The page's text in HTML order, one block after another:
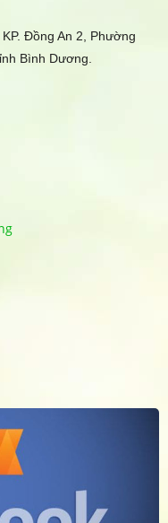
Đồng An 2, Phường
Bình Dương.